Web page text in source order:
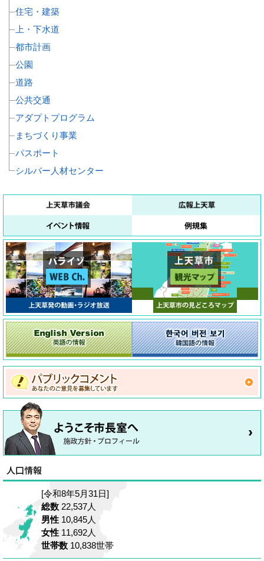
住宅・建築
上・下水道
都市計画
公園
道路
公共交通
アダプトプログラム
まちづくり事業
パスポート
シルバー人材センター
[令和8年5月31日]
総数 22,537人
男性 10,845人
女性 11,692人
世帯数 10,838世帯